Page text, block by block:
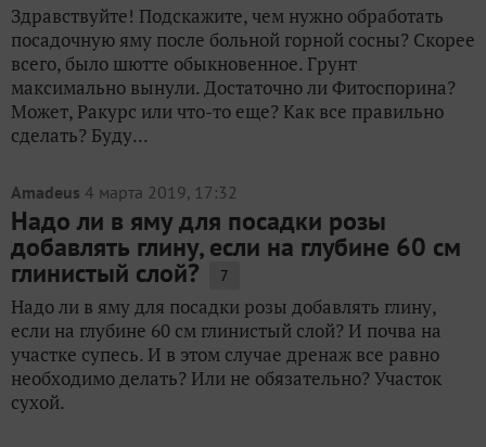
Здравствуйте! Подскажите, чем нужно обработать
посадочную яму после больной горной сосны? Скорее
всего, было шютте обыкновенное. Грунт
максимально вынули. Достаточно ли Фитоспорина?
Может, Ракурс или что-то еще? Как все правильно
сделать? Буду...
Amadeus 4 марта 2019, 17:32
Надо ли в яму для посадки розы
добавлять глину, если на глубине 60 см
глинистый слой? 7
Надо ли в яму для посадки розы добавлять глину,
если на глубине 60 см глинистый слой? И почва на
участке супесь. И в этом случае дренаж все равно
необходимо делать? Или не обязательно? Участок
сухой.